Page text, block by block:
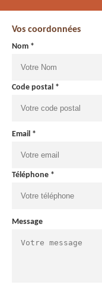
Vos coordonnées
Nom *
Code postal *
Email *
Téléphone *
Message